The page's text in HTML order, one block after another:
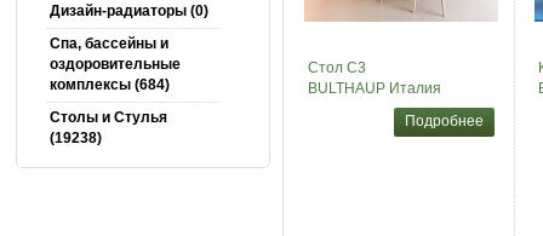
Дизайн-радиаторы (0)
Спа, бассейны и
оздоровительные
комплексы (684)
Столы и Cтулья
(19238)
Стол C3
BULTHAUP Италия
Подробнее